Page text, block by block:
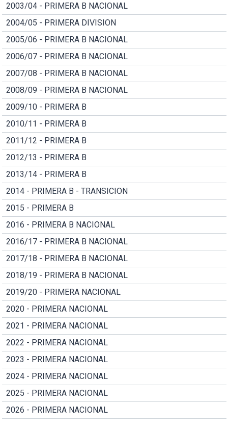
2003/04 - PRIMERA B NACIONAL
2004/05 - PRIMERA DIVISION
2005/06 - PRIMERA B NACIONAL
2006/07 - PRIMERA B NACIONAL
2007/08 - PRIMERA B NACIONAL
2008/09 - PRIMERA B NACIONAL
2009/10 - PRIMERA B
2010/11 - PRIMERA B
2011/12 - PRIMERA B
2012/13 - PRIMERA B
2013/14 - PRIMERA B
2014 - PRIMERA B - TRANSICION
2015 - PRIMERA B
2016 - PRIMERA B NACIONAL
2016/17 - PRIMERA B NACIONAL
2017/18 - PRIMERA B NACIONAL
2018/19 - PRIMERA B NACIONAL
2019/20 - PRIMERA NACIONAL
2020 - PRIMERA NACIONAL
2021 - PRIMERA NACIONAL
2022 - PRIMERA NACIONAL
2023 - PRIMERA NACIONAL
2024 - PRIMERA NACIONAL
2025 - PRIMERA NACIONAL
2026 - PRIMERA NACIONAL